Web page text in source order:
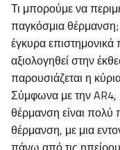
Τι μπορούμε να
παγκόσμια θέρμανση;
έγκυρα επιστημονικά
αξιολογηθεί στην
παρουσιάζεται η
Σύμφωνα με την
θέρμανση είναι πολύ
θέρμανση, με μια